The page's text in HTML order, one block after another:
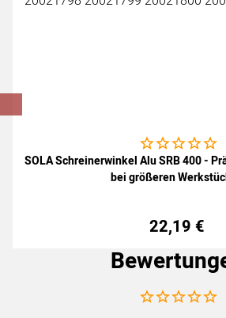
Noch keine
SOLA Schreinerwinkel Alu SRB 400 -
bei größeren
22,19 €
Noch keine